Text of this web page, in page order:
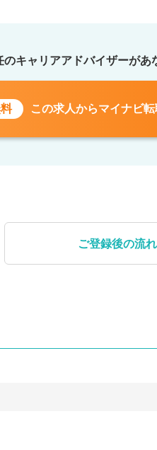
のキャリアアドバイザーがあ
この求人からマイナビ
ご登録後の流れ